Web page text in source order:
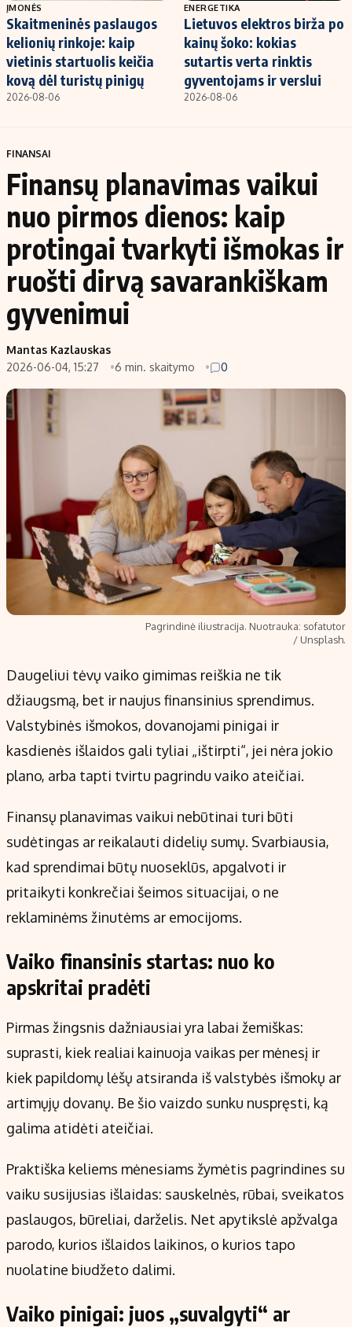
ĮMONĖS
Skaitmeninės paslaugos
kelionių rinkoje: kaip
vietinis startuolis keičia
kovą dėl turistų pinigų
2026-08-06
ENERGETIKA
Lietuvos elektros birža po
kainų šoko: kokias
sutartis verta rinktis
gyventojams ir verslui
2026-08-06
FINANSAI
Finansų planavimas vaikui
nuo pirmos dienos: kaip
protingai tvarkyti išmokas ir
ruošti dirvą savarankiškam
gyvenimui
Mantas Kazlauskas
2026-06-04, 15:27
6 min. skaitymo 0
Pagrindinė iliustracija. Nuotrauka: sofatutor
/ Unsplash.
Daugeliui tėvų vaiko gimimas reiškia ne tik
džiaugsmą, bet ir naujus finansinius sprendimus.
Valstybinės išmokos, dovanojami pinigai ir
kasdienės išlaidos gali tyliai „ištirpti“, jei nėra jokio
plano, arba tapti tvirtu pagrindu vaiko ateičiai.
Finansų planavimas vaikui nebūtinai turi būti
sudėtingas ar reikalauti didelių sumų. Svarbiausia,
kad sprendimai būtų nuoseklūs, apgalvoti ir
pritaikyti konkrečiai šeimos situacijai, o ne
reklaminėms žinutėms ar emocijoms.
Vaiko finansinis startas: nuo ko
apskritai pradėti
Pirmas žingsnis dažniausiai yra labai žemiškas:
suprasti, kiek realiai kainuoja vaikas per mėnesį ir
kiek papildomų lėšų atsiranda iš valstybės išmokų ar
artimųjų dovanų. Be šio vaizdo sunku nuspręsti, ką
galima atidėti ateičiai.
Praktiška keliems mėnesiams žymėtis pagrindines su
vaiku susijusias išlaidas: sauskelnės, rūbai, sveikatos
paslaugos, būreliai, darželis. Net apytikslė apžvalga
parodo, kurios išlaidos laikinos, o kurios tapo
nuolatine biudžeto dalimi.
Vaiko pinigai: juos „suvalgyti“ ar